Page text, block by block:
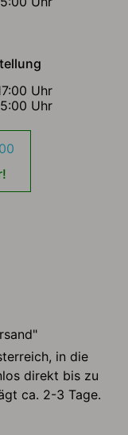
Uhr
Uhr
in die
direkt bis zu
ca. 2-3 Tage.